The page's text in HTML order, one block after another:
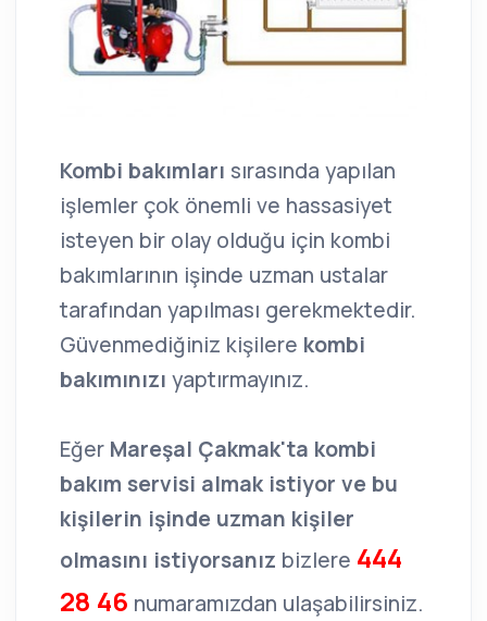
Kombi bakımları sırasında yapılan
işlemler çok önemli ve hassasiyet
isteyen bir olay olduğu için kombi
bakımlarının işinde uzman ustalar
tarafından yapılması gerekmektedir.
Güvenmediğiniz kişilere kombi
bakımınızı yaptırmayınız.
Eğer Mareşal Çakmak'ta kombi
bakım servisi almak istiyor ve bu
kişilerin işinde uzman kişiler
olmasını istiyorsanız bizlere 444
28 46 numaramızdan ulaşabilirsiniz.